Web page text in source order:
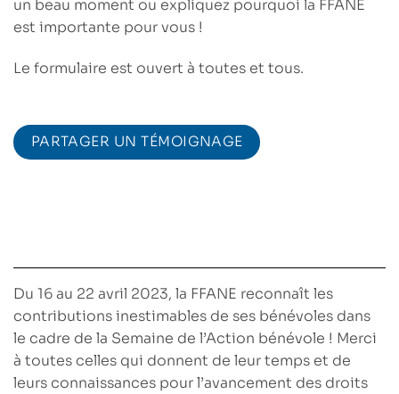
un beau moment ou expliquez pourquoi la FFANE
est importante pour vous !
Le formulaire est ouvert à toutes et tous.
PARTAGER UN TÉMOIGNAGE
Du 16 au 22 avril 2023, la FFANE reconnaît les
contributions inestimables de ses bénévoles dans
le cadre de la Semaine de l’Action bénévole ! Merci
à toutes celles qui donnent de leur temps et de
leurs connaissances pour l’avancement des droits